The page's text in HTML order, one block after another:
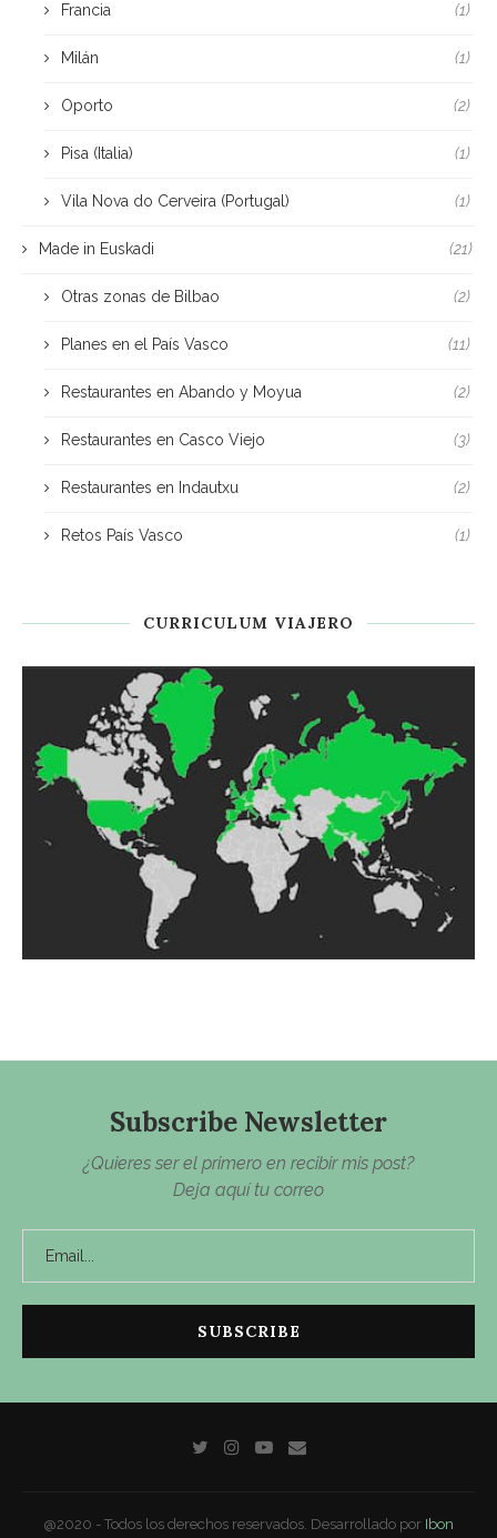
Francia (1)
Milán (1)
Oporto (2)
Pisa (Italia) (1)
Vila Nova do Cerveira (Portugal) (1)
Made in Euskadi (21)
Otras zonas de Bilbao (2)
Planes en el País Vasco (11)
Restaurantes en Abando y Moyua (2)
Restaurantes en Casco Viejo (3)
Restaurantes en Indautxu (2)
Retos País Vasco (1)
CURRICULUM VIAJERO
Subscribe Newsletter
¿Quieres ser el primero en recibir mis post?
Deja aquí tu correo
@2020 - Todos los derechos reservados. Desarrollado por Ibon